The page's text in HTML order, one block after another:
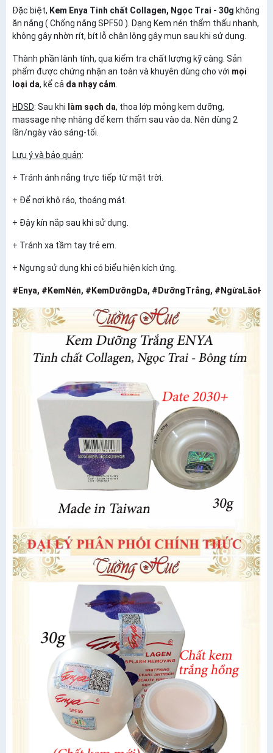
Đặc biệt, Kem Enya Tinh chất Collagen, Ngọc Trai - 30g không
ăn nắng ( Chống nắng SPF50 ). Dạng Kem nén thẩm thấu nhanh,
không gây nhờn rít, bít lỗ chân lông gây mụn sau khi sử dụng.
Thành phần lành tính, qua kiểm tra chất lượng kỹ càng. Sản
phẩm được chứng nhận an toàn và khuyên dùng cho với mọi
loại da, kể cả da nhạy cảm
HDSD: Sau khi làm sạch da, thoa lớp mỏng kem dưỡng,
massage nhẹ nhàng để kem thấm sau vào da. Nên dùng 2
lần/ngày vào sáng-tối.
Lưu ý và bảo quản:
+ Tránh ánh nắng trực tiếp từ mặt trời.
+ Để nơi khô ráo, thoáng mát.
+ Đậy kín nắp sau khi sử dụng.
+ Tránh xa tầm tay trẻ em.
+ Ngưng sử dụng khi có biểu hiện kích ứng.
#Enya, #KemNén, #KemDưỡngDa, #DưỡngTrắng,